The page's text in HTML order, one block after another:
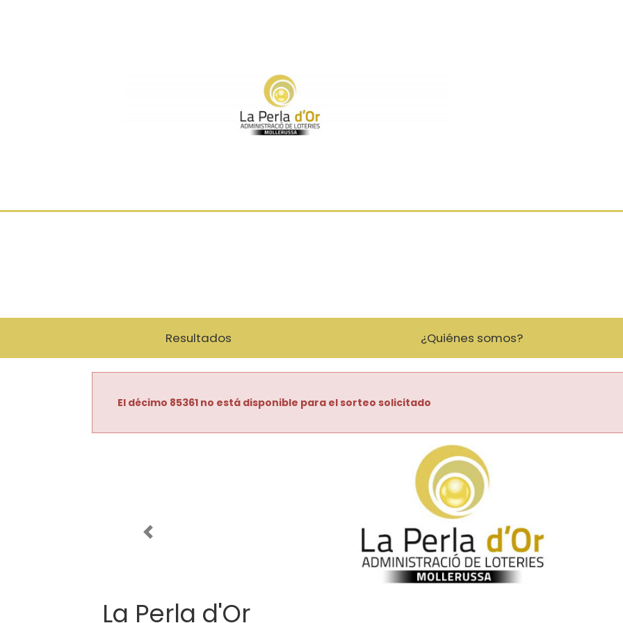
Resultados ¿Quiénes somos?
El décimo 85361 no está disponible para el sorteo solicitado
Imagen anterior
La Perla d'Or